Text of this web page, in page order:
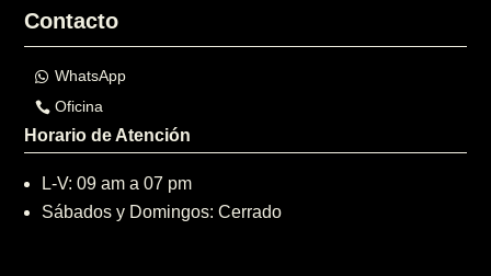
Contacto
WhatsApp
Oficina
Horario de Atención
L-V: 09 am a 07 pm
Sábados y Domingos: Cerrado